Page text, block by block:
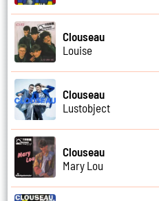
Clouseau
Louise
Clouseau
Lustobject
Clouseau
Mary Lou